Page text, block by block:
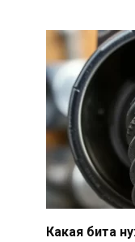
Какая бита